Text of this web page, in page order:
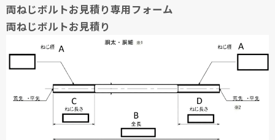
両ねじボルトお見積り専用フォーム
両ねじボルトお見積り